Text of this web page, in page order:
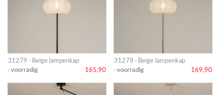
31279 · Beige lampenkap
· voorradig 165,90
31278 · Beige lampenkap
· voorradig 169,90